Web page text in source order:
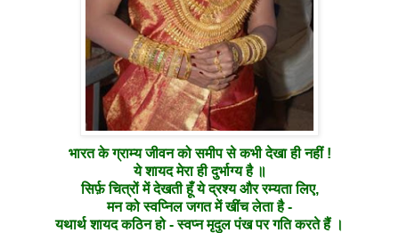
भारत के ग्राम्य जीवन को समीप से कभी देखा ही नहीं !
ये शायद मेरा ही दुर्भाग्य है ॥
सिर्फ़ चित्रों में देखती हूँ ये द्रश्य और रम्यता लिए,
मन को स्वप्निल जगत में खींच लेता है -
यथार्थ शायद कठिन हो - स्वप्न मृदुल पंख पर गति करते हैं ।